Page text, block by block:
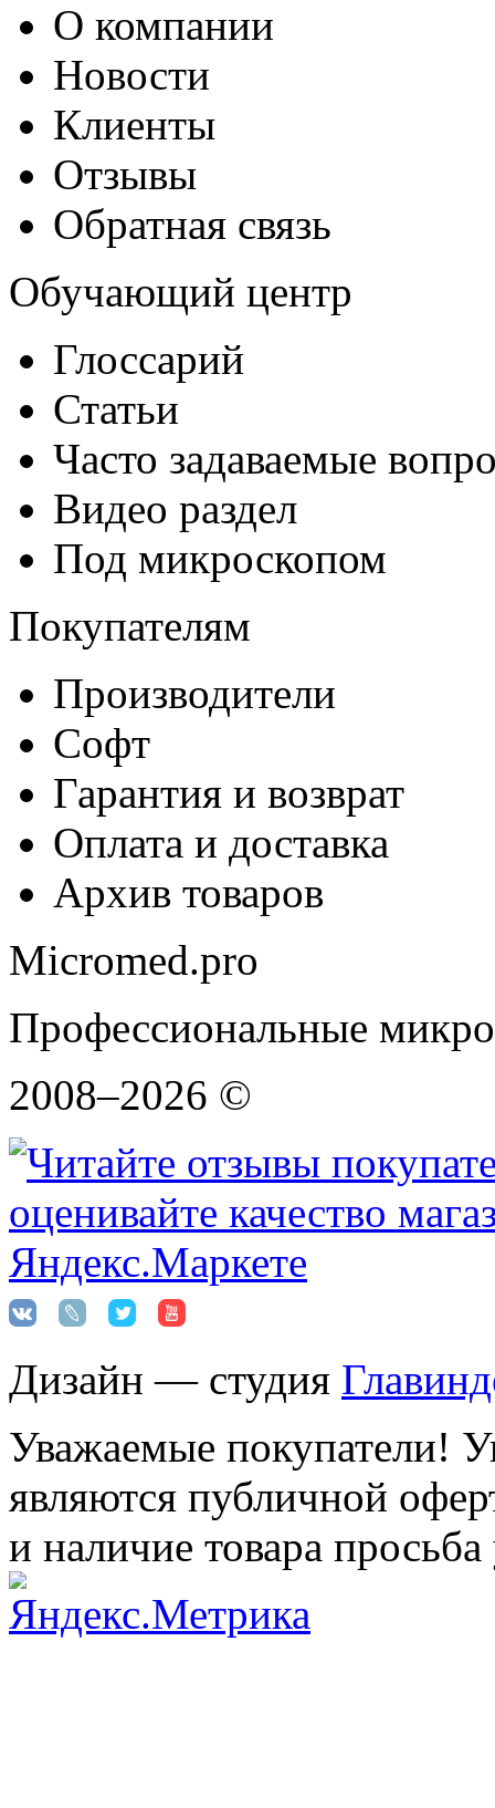
О компании
Новости
Клиенты
Отзывы
Обратная связь
Обучающий центр
Глоссарий
Статьи
Часто задаваемые
Видео раздел
Под микроскопом
Покупателям
Производители
Софт
Гарантия и возврат
Оплата и доставка
Архив товаров
Micromed.pro
Профессиональные
2008–2026 ©
Дизайн — студия
Уважаемые покупатели!
являются публичной
и наличие товара